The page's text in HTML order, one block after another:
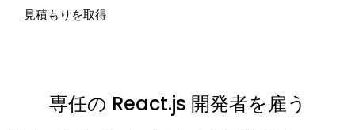
見積もりを取得
専任の React.js 開発者を雇う